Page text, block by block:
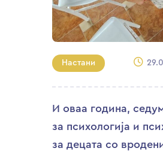
Настани
И оваа година,
за психологија и
за децата со